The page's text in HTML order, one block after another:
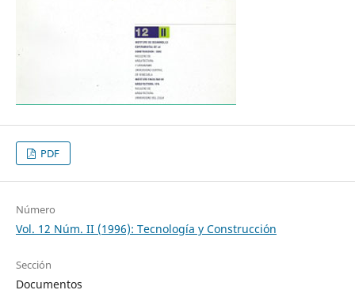
PDF
Número
Vol. 12 Núm. II (1996): Tecnología y Construcción
Sección
Documentos